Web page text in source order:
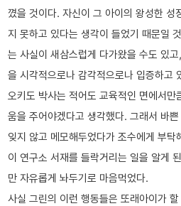
꼈을 것이다. 자신이 그 아이의 왕성한 성
지 못하고 있다는 생각이 들었기 때문일
는 사실이 새삼스럽게 다가왔을 수도 있
을 시각적으로나 감각적으로나 입증하고
오키도 박사는 적어도 교육적인 면에서
움을 주어야겠다고 생각했다. 그래서 바
잊지 않고 메모해두었다가 조수에게 부탁
이 연구소 서재를 들락거리는 일을 알게
만 자유롭게 놔두기로 마음먹었다.
사실 그린의 이런 행동들은 또래아이가